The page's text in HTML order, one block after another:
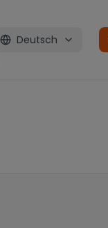
Deutsch